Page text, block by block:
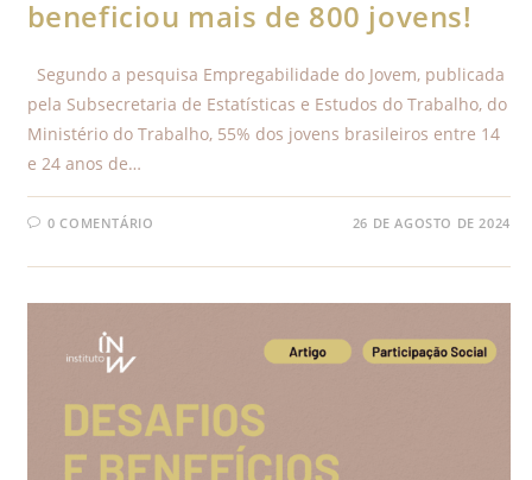
beneficiou mais de 800 jovens!
Segundo a pesquisa Empregabilidade do Jovem, publicada
pela Subsecretaria de Estatísticas e Estudos do Trabalho, do
Ministério do Trabalho, 55% dos jovens brasileiros entre 14
e 24 anos de…
0 COMENTÁRIO 26 DE AGOSTO DE 2024